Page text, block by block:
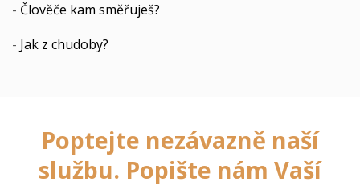
- Člověče kam směřuješ?
- Jak z chudoby?
Poptejte nezávazně naší
službu. Popište nám Vaší